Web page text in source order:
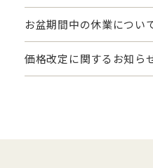
お盆期間中の休業につい
価格改定に関するお知ら